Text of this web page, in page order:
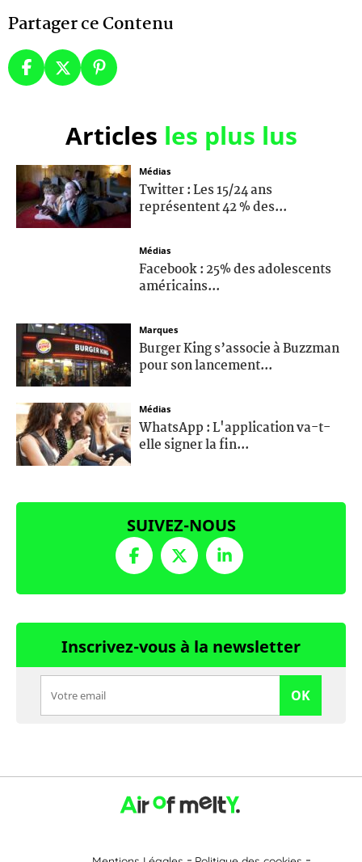
Partager ce Contenu
Articles les plus lus
Médias
Twitter : Les 15/24 ans
représentent 42 % des...
Médias
Facebook : 25% des adolescents
américains...
Marques
Burger King s’associe à Buzzman
pour son lancement...
Médias
WhatsApp : L'application va-t-
elle signer la fin...
SUIVEZ-NOUS
Inscrivez-vous à la newsletter
OK